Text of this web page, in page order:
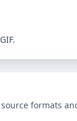
formats